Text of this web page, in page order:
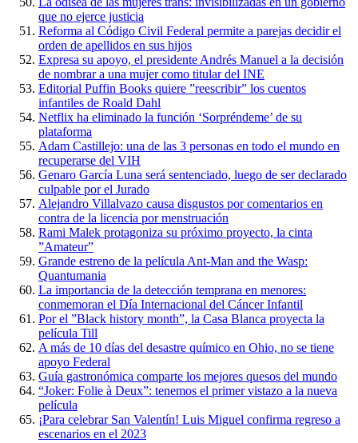
que no ejerce justicia
Reforma al Código Civil Federal permite a parejas decidir el
orden de apellidos en sus hijos
Expresa su apoyo, el presidente Andrés Manuel a la decisión
de nombrar a una mujer como titular del INE
Editorial Puffin Books quiere ”reescribir” los cuentos
infantiles de Roald Dahl
Netflix ha eliminado la función ‘Sorpréndeme’ de su
plataforma
Adam Castillejo: una de las 3 personas en todo el mundo en
recuperarse del VIH
Genaro García Luna será sentenciado, luego de ser declarado
culpable por el Jurado
Alejandro Villalvazo causa disgustos por comentarios en
contra de la licencia por menstruación
Rami Malek protagoniza su próximo proyecto, la cinta
”Amateur”
Grande estreno de la película Ant-Man and the Wasp:
Quantumania
La importancia de la detección temprana en menores:
conmemoran el Día Internacional del Cáncer Infantil
Por el ”Black history month”, la Casa Blanca proyecta la
película Till
A más de 10 días del desastre químico en Ohio, no se tiene
apoyo Federal
Guía gastronómica comparte los mejores quesos del mundo
“Joker: Folie à Deux”: tenemos el primer vistazo a la nueva
película
¡Para celebrar San Valentín! Luis Miguel confirma regreso a
escenarios en el 2023